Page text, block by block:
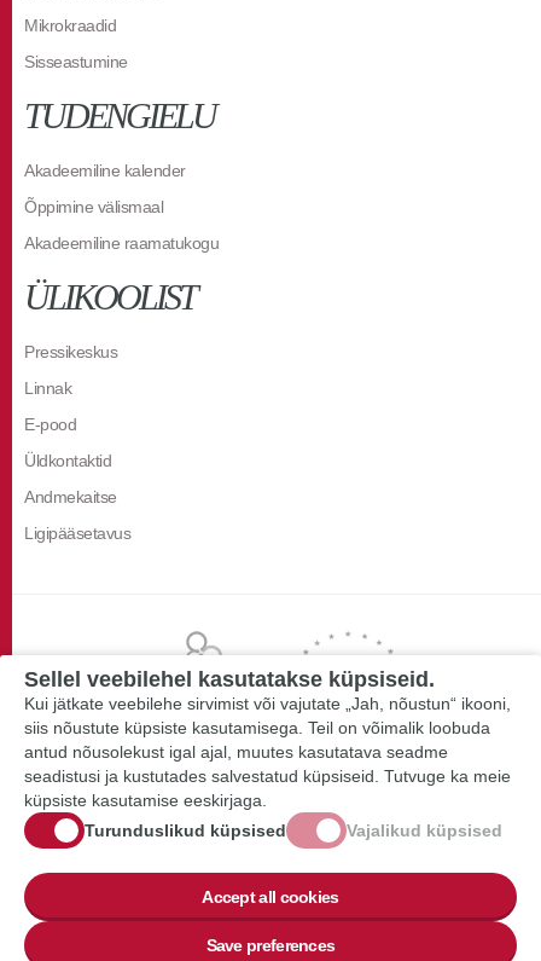
Mikrokraadid
Sisseastumine
TUDENGIELU
Akadeemiline kalender
Õppimine välismaal
Akadeemiline raamatukogu
ÜLIKOOLIST
Pressikeskus
Linnak
E-pood
Üldkontaktid
Andmekaitse
Ligipääsetavus
Sellel veebilehel kasutatakse küpsiseid.
Kui jätkate veebilehe sirvimist või vajutate „Jah, nõustun“ ikooni,
siis nõustute küpsiste kasutamisega. Teil on võimalik loobuda
antud nõusolekust igal ajal, muutes kasutatava seadme
seadistusi ja kustutades salvestatud küpsiseid. Tutvuge ka meie
küpsiste kasutamise eeskirjaga.
Turunduslikud küpsised
Vajalikud küpsised
Accept all cookies
Save preferences